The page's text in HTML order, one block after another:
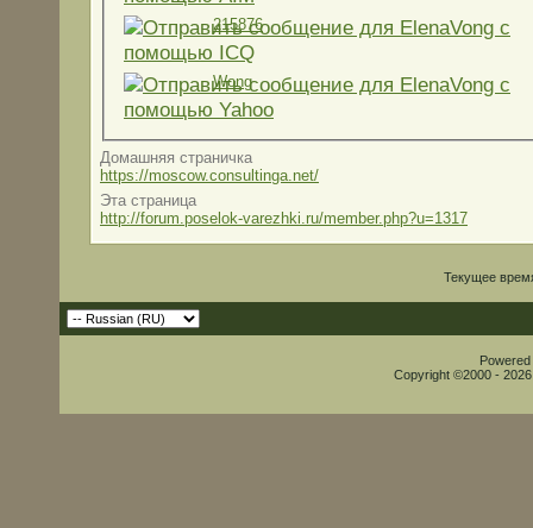
215876
Wong
Домашняя страничка
https://moscow.consultinga.net/
Эта страница
http://forum.poselok-varezhki.ru/member.php?u=1317
Текущее
Copyright ©2000 -